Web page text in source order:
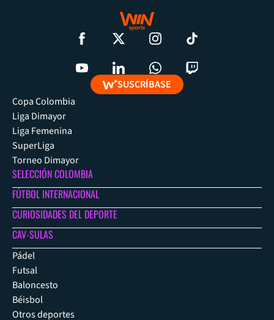
SUSCRÍBASE
Copa Colombia
Liga Dimayor
Liga Femenina
SuperLiga
Torneo Dimayor
SELECCIÓN COLOMBIA
FÚTBOL INTERNACIONAL
CURIOSIDADES DEL DEPORTE
CAV-SULAS
Pádel
Futsal
Baloncesto
Béisbol
Otros deportes